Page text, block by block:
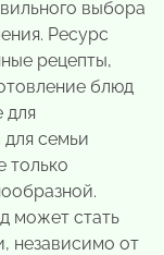
выбора
Ресурс
рецепты,
блюд
для
семьи
только
может стать
независимо от